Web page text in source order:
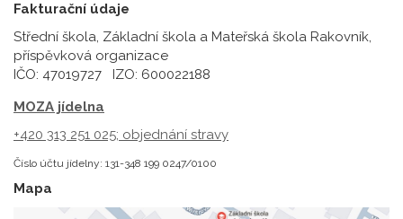
Fakturační údaje
Střední škola, Základní škola a Mateřská škola Rakovník,
příspěvková organizace
IČO: 47019727 IZO: 600022188
MOZA jídelna
+420 313 251 025; objednání stravy
Číslo účtu jídelny: 131-348 199 0247/0100
Mapa